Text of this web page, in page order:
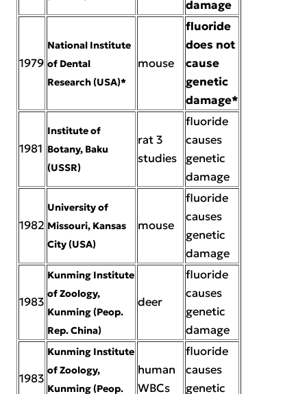
damage
1979
National Institute
of Dental
Research (USA)*
mouse
fluoride
does not
cause
genetic
damage*
1981
Institute of
Botany, Baku
(USSR)
rat 3
studies
fluoride
causes
genetic
damage
1982
University of
Missouri, Kansas
City (USA)
mouse
fluoride
causes
genetic
damage
1983
Kunming Institute
of Zoology,
Kunming (Peop.
Rep. China)
deer
fluoride
causes
genetic
damage
1983
Kunming Institute
of Zoology,
Kunming (Peop.
human
WBCs
fluoride
causes
genetic